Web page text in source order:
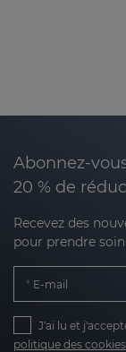
Abonnez-
20 % de
Recevez des
pour prendre
E-mail
J'ai lu et
politique des cookies